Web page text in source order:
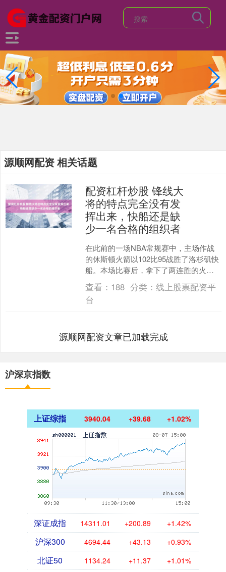
源顺网配资 相关话题
配资杠杆炒股 锋线大
将的特点完全没有发
挥出来，快船还是缺
少一名合格的组织者
在此前的一场NBA常规赛中，主场作战
的休斯顿火箭以102比95战胜了洛杉矶快
船。本场比赛后，拿下了两连胜的火箭
的战绩提升到了33胜19负，排名也是超
过了丹佛掘金....
查看： 188 分类：线上股票配资平
台
源顺网配资文章已加载完成
沪深京指数
上证综指 3940.04 +39.68 +1.02%
深证成指 14311.01 +200.89 +1.42%
沪深300 4694.44 +43.13 +0.93%
北证50 1134.24 +11.37 +1.01%